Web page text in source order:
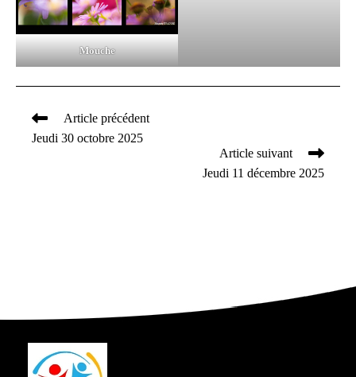
Mouche
Read
more
Article précédent
Jeudi 30 octobre 2025
Article suivant
Jeudi 11 décembre 2025